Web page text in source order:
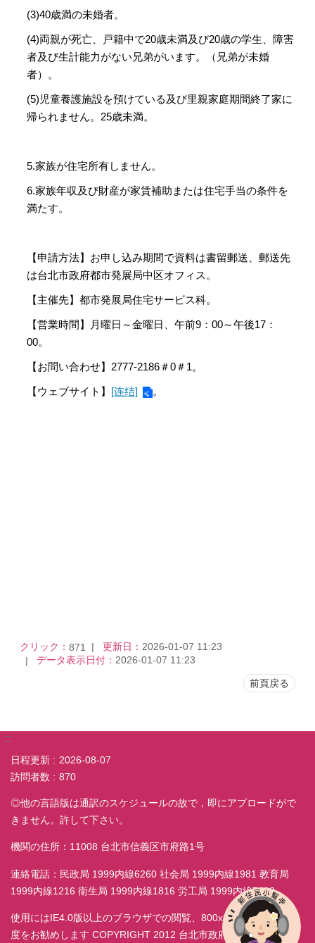
(3)40歳満の未婚者。
(4)両親が死亡、戸籍中で20歳未満及び20歳の学生、障害
者及び生計能力がない兄弟がいます。（兄弟が未婚
者）。
(5)児童養護施設を預けている及び里親家庭期間終了家に
帰られません。25歳未満。
5.家族が住宅所有しません。
6.家族年収及び財産が家賃補助または住宅手当の条件を
満たす。
【申請方法】お申し込み期間で資料は書留郵送、郵送先
は台北市政府都市発展局中区オフィス。
【主催先】都市発展局住宅サービス科。
【営業時間】月曜日～金曜日、午前9：00～午後17：
00。
【お問い合わせ】2777-2186＃0＃1。
【ウェブサイト】 [连结] 。
クリック： 871 更新日： 2026-01-07 11:23
データ表示日付： 2026-01-07 11:23
前頁戻る
:::
日程更新
2026-08-07
訪問者数
870
◎他の言語版は通訳のスケジュールの故で，即にアプロードがで
きません。許して下さい。
機関の住所：11008 台北市信義区市府路1号
連絡電話：民政局 1999内線6260 社会局 1999内線1981 教育局
1999内線1216 衛生局 1999内線1816 労工局 1999内線7038
使用にはIE4.0版以上のブラウザでの閲覧、800x600モニター解析
度をお勧めします COPYRIGHT 2012 台北市政府民政局 ALL